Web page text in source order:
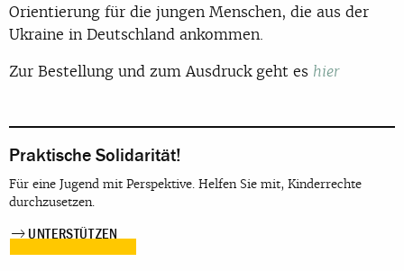
Orientierung für die jungen Menschen, die aus der
Ukraine in Deutschland ankommen.
Zur Bestellung und zum Ausdruck geht es hier
Praktische Solidarität!
Für eine Jugend mit Perspektive. Helfen Sie mit, Kinderrechte
durchzusetzen.
UNTERSTÜTZEN